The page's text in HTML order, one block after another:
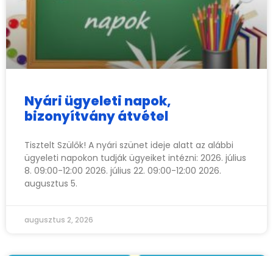
Nyári ügyeleti napok,
bizonyítvány átvétel
Tisztelt Szülők! A nyári szünet ideje alatt az alábbi
ügyeleti napokon tudják ügyeiket intézni: 2026. július
8. 09:00-12:00 2026. július 22. 09:00-12:00 2026.
augusztus 5.
augusztus 2, 2026